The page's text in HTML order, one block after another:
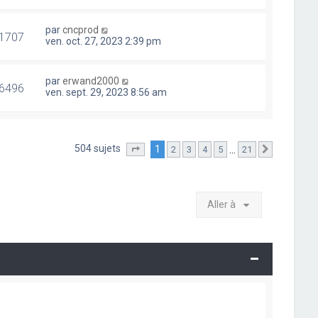
parcncprod
ven. oct. 27, 2023 2:39 pm
parerwand2000
ven. sept. 29, 2023 8:56 am
504 sujets Page sur 21
1 2 3 4 5 21
Aller à